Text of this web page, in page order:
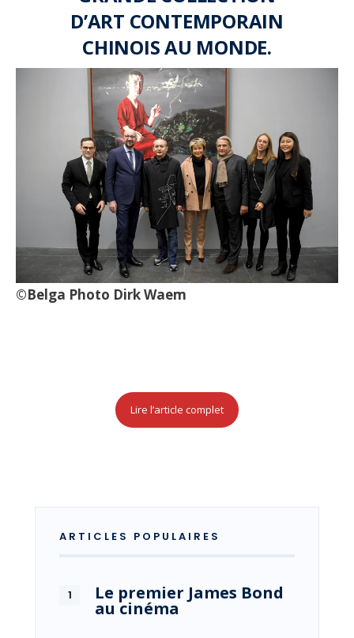
D’ART CONTEMPORAIN
CHINOIS AU MONDE.
©Belga Photo Dirk Waem
Lire l’article complet
ARTICLES POPULAIRES
Le premier James Bond
au cinéma